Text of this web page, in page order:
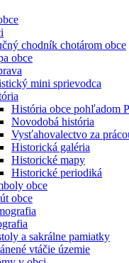
chodník chotárom obce
obce
mini sprievodca
História obce pohľadom
Novodobá história
Vysťahovalectvo za
Historická galéria
Historické mapy
Historické periodiká
obce
obce
a sakrálne pamiatky
vtáčie územie